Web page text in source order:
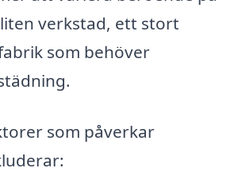
verkstad, ett stort
som behöver
som påverkar